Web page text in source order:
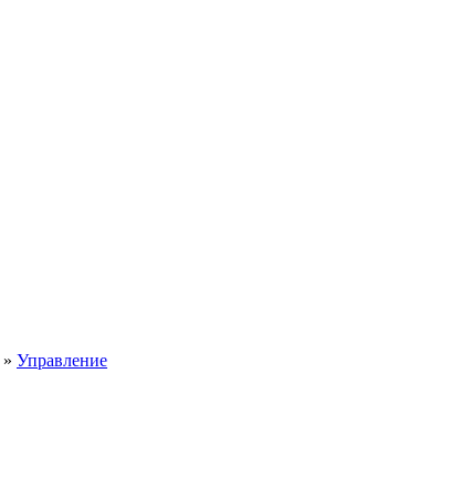
» Управление